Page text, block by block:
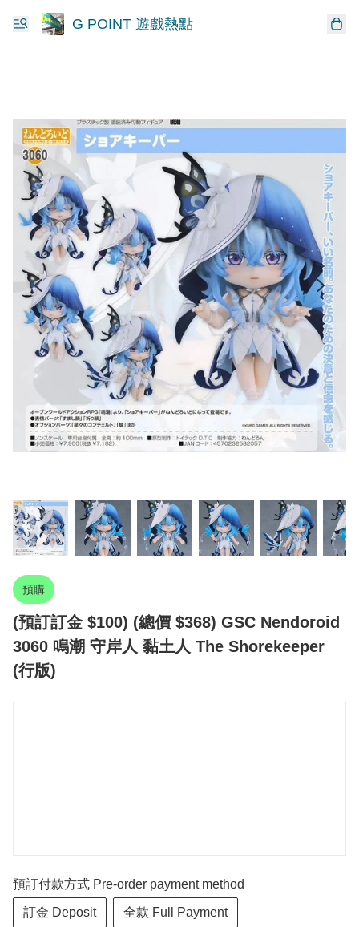
G POINT 遊戲熱點
預購
(預訂訂金 $100) (總價 $368) GSC Nendoroid
3060 鳴潮 守岸人 黏土人 The Shorekeeper
(行版)
預訂付款方式 Pre-order payment method
訂金 Deposit 全款 Full Payment